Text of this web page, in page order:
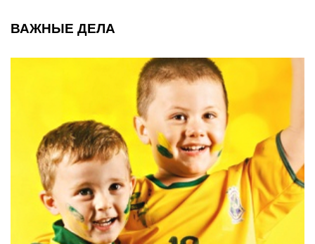
ВАЖНЫЕ ДЕЛА